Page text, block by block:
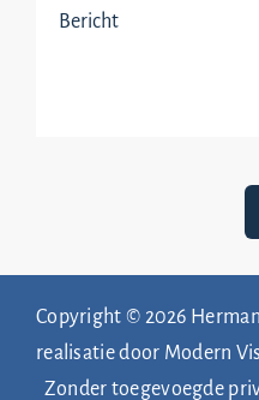
Copyright © 2026
realisatie door Modern
Zonder toegevoegde